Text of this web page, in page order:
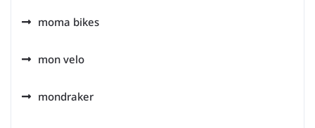
moma bikes
mon velo
mondraker